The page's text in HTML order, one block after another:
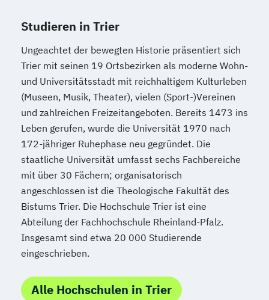
Studieren in Trier
Ungeachtet der bewegten Historie präsentiert sich
Trier mit seinen 19 Ortsbezirken als moderne Wohn-
und Universitätsstadt mit reichhaltigem Kulturleben
(Museen, Musik, Theater), vielen (Sport-)Vereinen
und zahlreichen Freizeitangeboten. Bereits 1473 ins
Leben gerufen, wurde die Universität 1970 nach
172-jähriger Ruhephase neu gegründet. Die
staatliche Universität umfasst sechs Fachbereiche
mit über 30 Fächern; organisatorisch
angeschlossen ist die Theologische Fakultät des
Bistums Trier. Die Hochschule Trier ist eine
Abteilung der Fachhochschule Rheinland-Pfalz.
Insgesamt sind etwa 20 000 Studierende
eingeschrieben.
Alle Hochschulen in Trier